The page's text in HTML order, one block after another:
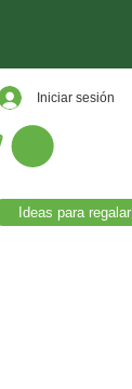
Iniciar sesión
Ideas para regalar